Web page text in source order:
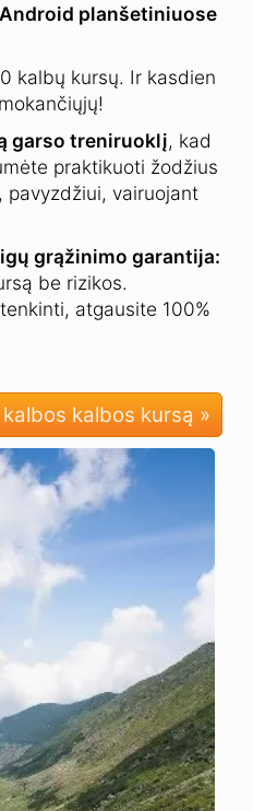
Android planšetiniuose
kalbų kursų. Ir kasdien
garso treniruoklį, kad
praktikuoti žodžius
pavyzdžiui, vairuojant
grąžinimo garantija:
be rizikos.
atgausite 100%
kalbos kursą »